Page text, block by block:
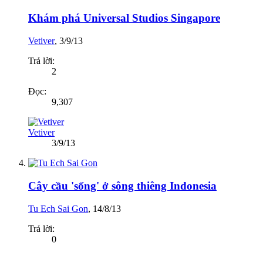
Khám phá Universal Studios Singapore
Vetiver, 3/9/13
Trả lời:
2
Đọc:
9,307
Vetiver
3/9/13
Cây cầu 'sống' ở sông thiêng Indonesia
Tu Ech Sai Gon, 14/8/13
Trả lời:
0